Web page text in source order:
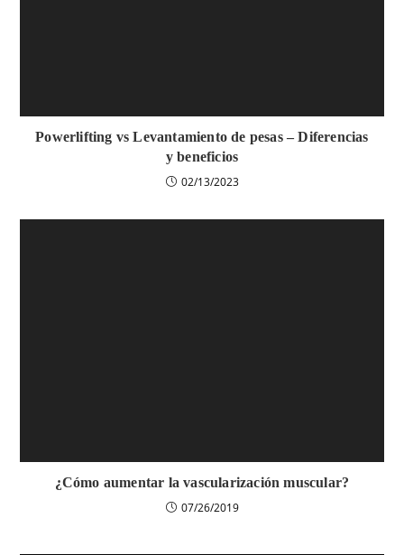
Powerlifting vs Levantamiento de pesas – Diferencias
y beneficios
02/13/2023
¿Cómo aumentar la vascularización muscular?
07/26/2019